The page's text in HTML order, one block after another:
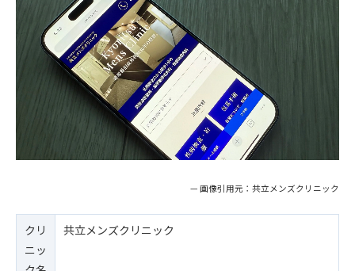
— 画像引用元：共立メンズクリニック
クリ
ニッ
共立メンズクリニック